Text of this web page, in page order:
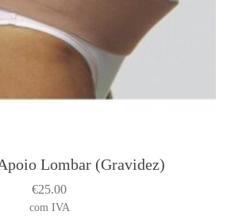
Lombar (Gravidez)
€25.00
com IVA